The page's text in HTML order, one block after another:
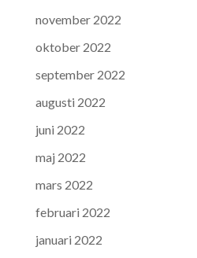
november 2022
oktober 2022
september 2022
augusti 2022
juni 2022
maj 2022
mars 2022
februari 2022
januari 2022